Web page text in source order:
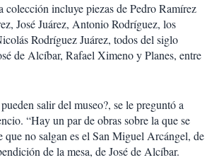
colección incluye piezas de Pedro Ramírez
José Juárez, Antonio Rodríguez, los
Rodríguez Juárez, todos del siglo
de Alcíbar, Rafael Ximeno y Planes, entre
salir del museo?, se le preguntó a
“Hay un par de obras sobre la que se
que no salgan es el San Miguel Arcángel, de
de la mesa, de José de Alcíbar.